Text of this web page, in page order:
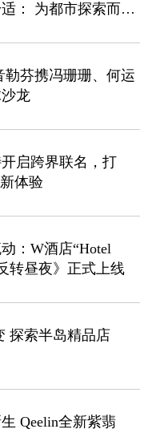
： 为都市探索而
芬携冯珊珊、何运
龙
启跨界联名，打
体验
：W酒店“Hotel
转昼夜》正式上线
探索半岛精品店
Qeelin全新紫翡